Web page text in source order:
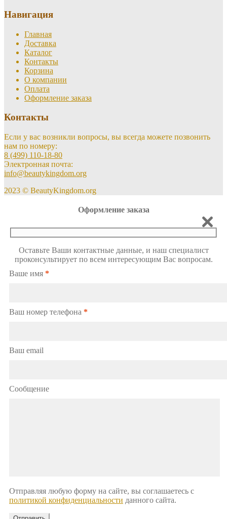
Навигация
Главная
Доставка
Каталог
Контакты
Корзина
О компании
Оплата
Оформление заказа
Контакты
Если у вас возникли вопросы, вы всегда можете позвонить
нам по номеру:
8 (499) 110-18-80
Электронная почта:
info@beautykingdom.org
2023 © BeautyKingdom.org
Оформление заказа
Оставьте Ваши контактные данные, и наш специалист
проконсультирует по всем интересующим Вас вопросам.
Ваше имя *
Ваш номер телефона *
Ваш email
Сообщение
Отправляя любую форму на сайте, вы соглашаетесь с
политикой конфиденциальности данного сайта.